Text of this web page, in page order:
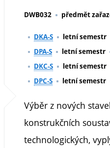
DWB032 předmět
DKA-S letní semestr
DPA-S
letní semestr
DKC-S
letní semestr
DPC-S
letní semestr
Výběr z nových
konstrukčních
technologických,